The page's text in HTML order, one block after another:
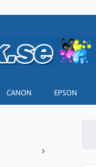
CANON EPSON